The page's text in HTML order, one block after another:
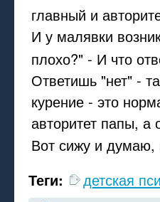
главный и
И у малявки
плохо?" - И что
Ответишь "нет" -
курение - это
авторитет папы, а
Вот сижу и думаю,
Теги:
детская